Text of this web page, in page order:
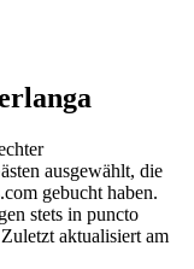
ausgewählt, die
gebucht haben.
stets in puncto
aktualisiert am